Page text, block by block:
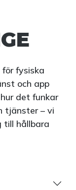
fysiska
och app
det funkar
tjänster – vi
till hållbara